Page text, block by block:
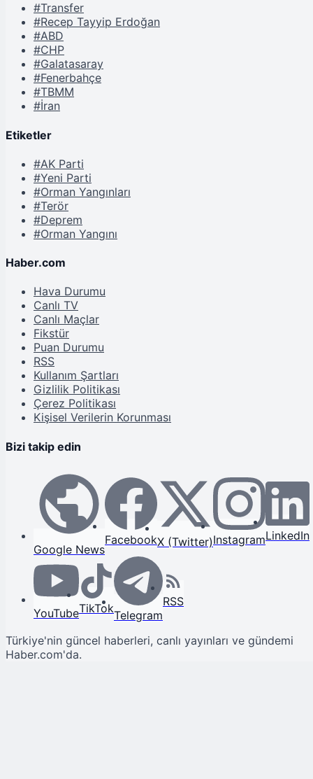
#Transfer
#Recep Tayyip Erdoğan
#ABD
#CHP
#Galatasaray
#Fenerbahçe
#TBMM
#İran
Etiketler
#AK Parti
#Yeni Parti
#Orman Yangınları
#Terör
#Deprem
#Orman Yangını
Haber.com
Hava Durumu
Canlı TV
Canlı Maçlar
Fikstür
Puan Durumu
RSS
Kullanım Şartları
Gizlilik Politikası
Çerez Politikası
Kişisel Verilerin Korunması
Bizi takip edin
Google News
FacebookX (Twitter)InstagramLinkedIn
YouTubeTikTokTelegram
RSS
Türkiye'nin güncel haberleri, canlı yayınları ve gündemi
Haber.com'da.